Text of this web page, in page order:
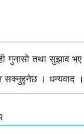
गुनासो तथा सुझाव भए
सक्नुहुनेछ । धन्यवाद ।